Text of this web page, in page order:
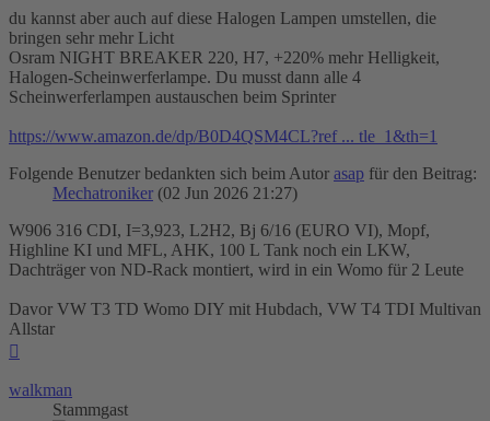
du kannst aber auch auf diese Halogen Lampen umstellen, die
bringen sehr mehr Licht
Osram NIGHT BREAKER 220, H7, +220% mehr Helligkeit,
Halogen-Scheinwerferlampe. Du musst dann alle 4
Scheinwerferlampen austauschen beim Sprinter
https://www.amazon.de/dp/B0D4QSM4CL?ref ... tle_1&th=1
Folgende Benutzer bedankten sich beim Autor asap für den Beitrag:
Mechatroniker (02 Jun 2026 21:27)
W906 316 CDI, I=3,923, L2H2, Bj 6/16 (EURO VI), Mopf,
Highline KI und MFL, AHK, 100 L Tank noch ein LKW,
Dachträger von ND-Rack montiert, wird in ein Womo für 2 Leute
Davor VW T3 TD Womo DIY mit Hubdach, VW T4 TDI Multivan
Allstar
walkman
Stammgast